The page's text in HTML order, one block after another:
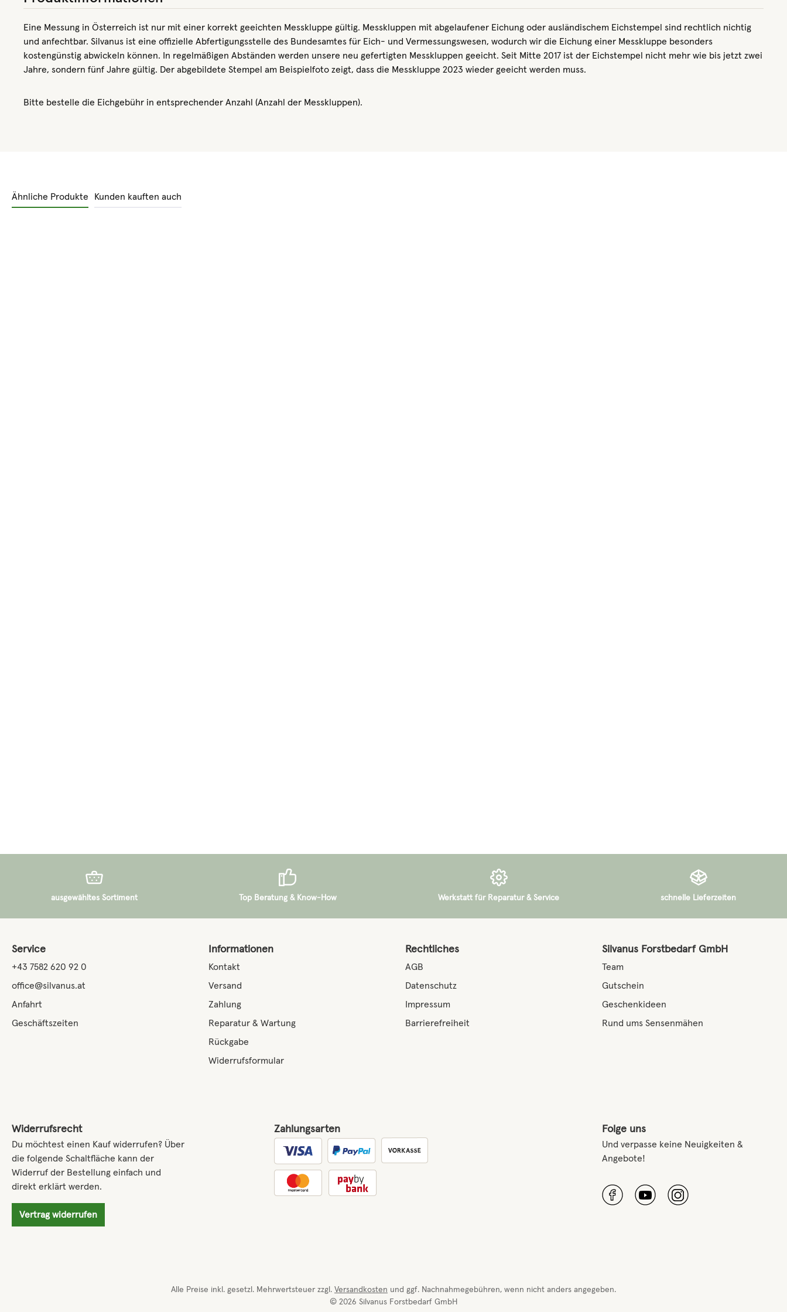
Eine Messung in Österreich ist nur mit einer korrekt geeichten Messkluppe gültig. Messkluppen mit abgelaufener Eichung oder ausländischem Eichstempel sind rechtlich nichtig
und anfechtbar. Silvanus ist eine offizielle Abfertigungsstelle des Bundesamtes für Eich- und Vermessungswesen, wodurch wir die Eichung einer Messkluppe besonders
kostengünstig abwickeln können. In regelmäßigen Abständen werden unsere neu gefertigten Messkluppen geeicht. Seit Mitte 2017 ist der Eichstempel nicht mehr wie bis jetzt zwei
Jahre, sondern fünf Jahre gültig. Der abgebildete Stempel am Beispielfoto zeigt, dass die Messkluppe 2023 wieder geeicht werden muss.
Bitte bestelle die Eichgebühr in entsprechender Anzahl (Anzahl der Messkluppen).
Ähnliche Produkte Kunden kauften auch
ausgewähltes Sortiment Top Beratung & Know-How Werkstatt für Reparatur & Service schnelle Lieferzeiten
Service
+43 7582 620 92 0
office@silvanus.at
Anfahrt
Geschäftszeiten
Informationen
Kontakt
Versand
Zahlung
Reparatur & Wartung
Rückgabe
Widerrufsformular
Rechtliches
AGB
Datenschutz
Impressum
Barrierefreiheit
Silvanus Forstbedarf GmbH
Team
Gutschein
Geschenkideen
Rund ums Sensenmähen
Widerrufsrecht
Du möchtest einen Kauf widerrufen? Über
die folgende Schaltfläche kann der
Widerruf der Bestellung einfach und
direkt erklärt werden.
Vertrag widerrufen
Zahlungsarten Folge uns
Und verpasse keine Neuigkeiten &
Angebote!
Alle Preise inkl. gesetzl. Mehrwertsteuer zzgl. Versandkosten und ggf. Nachnahmegebühren, wenn nicht anders angegeben.
© 2026 Silvanus Forstbedarf GmbH